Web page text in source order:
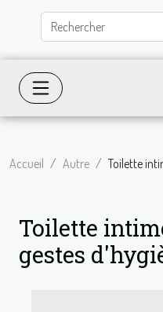
Accueil Autre Toilette
Toilette
gestes